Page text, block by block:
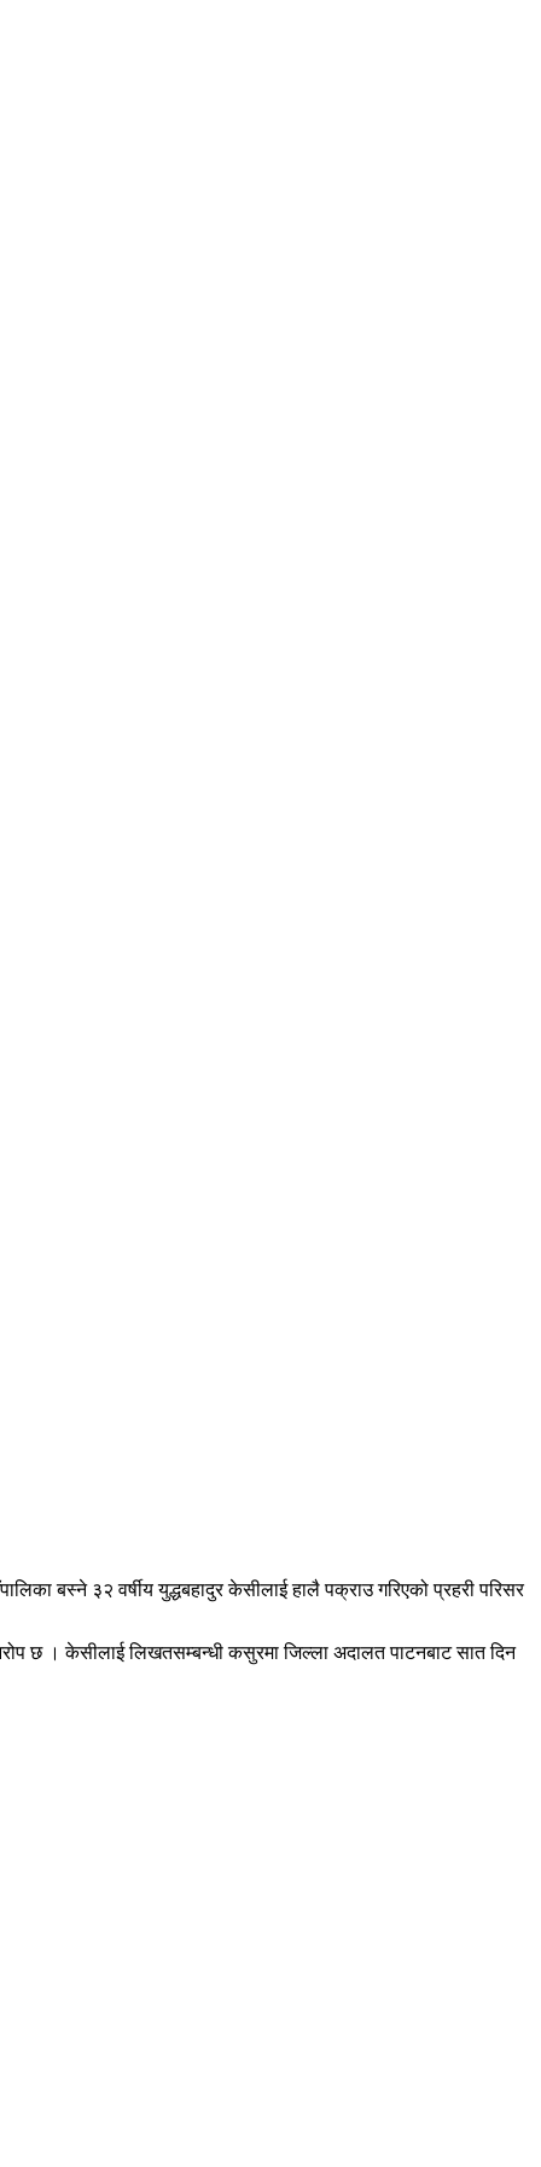
बस्ने ३२ वर्षीय युद्धबहादुर केसीलाई हालै पक्राउ गरिएको प्रहरी परिसर
छ । केसीलाई लिखतसम्बन्धी कसुरमा जिल्ला अदालत पाटनबाट सात दिन